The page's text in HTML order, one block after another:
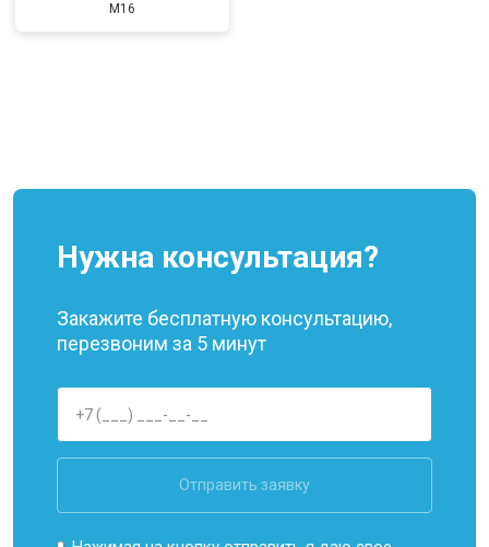
M16
Нужна консультация?
Закажите бесплатную консультацию,
перезвоним за 5 минут
Отправить заявку